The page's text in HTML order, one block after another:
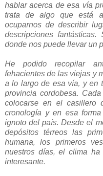
hablar acerca de esa vía
trata de algo que está
ocuparnos de describir
descripciones
donde nos puede llevar un
He podido recopilar
fehacientes de las viejas y
a lo largo de esa vía, y en
provincia cordobesa.
colocarse en el casillero
cronología y en esa
ignoto del país. Desde el
depósitos térreos las
humana, los primeros
nuestros días, el clima ha
interesante.